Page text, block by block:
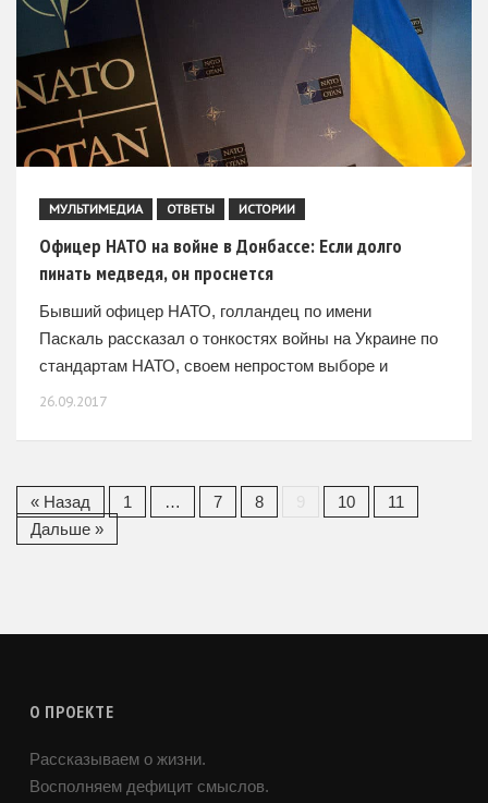
МУЛЬТИМЕДИА ОТВЕТЫ ИСТОРИИ
Офицер НАТО на войне в Донбассе: Если долго
пинать медведя, он проснется
Бывший офицер НАТО, голландец по имени
Паскаль рассказал о тонкостях войны на Украине по
стандартам НАТО, своем непростом выборе и
практике русского языка. Федеральное Агентство
26.09.2017
« Назад 1 … 7 8 10
11
Дальше »
О ПРОЕКТЕ
Рассказываем о жизни.
Восполняем дефицит смыслов.